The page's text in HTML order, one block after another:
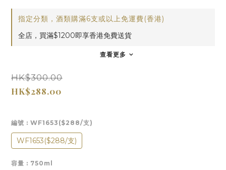
指定分類，酒類購滿6支或以上免運費(香港)
全店，買滿$1200即享香港免費送貨
查看更多
HK$300.00
HK$288.00
編號 : WF1653($288/支)
WF1653($288/支)
容量 : 750ml